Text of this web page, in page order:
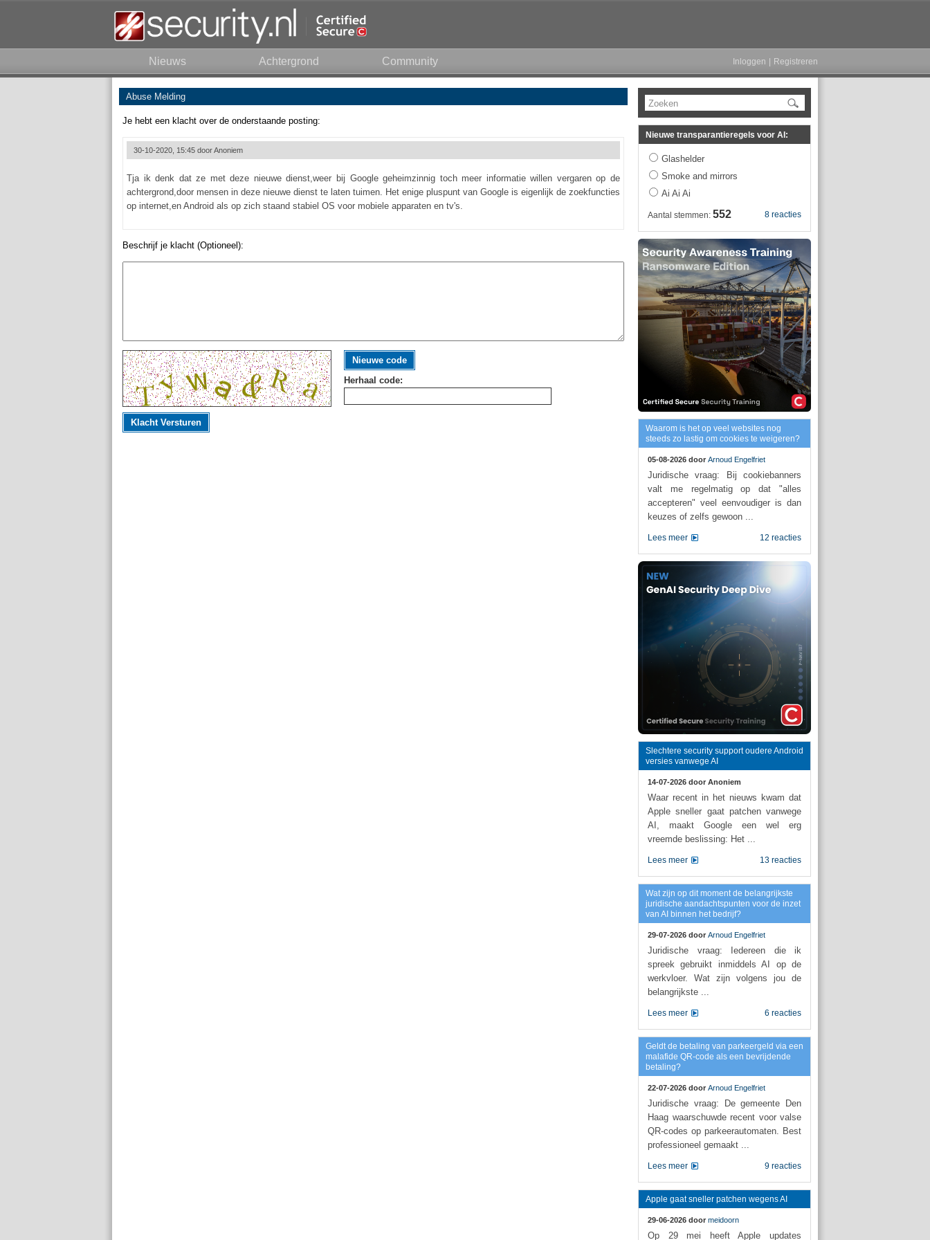
Nieuws Achtergrond Community Inloggen Registreren
Abuse Melding
Je hebt een klacht over de onderstaande posting:
30-10-2020, 15:45 doorAnoniem
Tja ik denk dat ze met deze nieuwe dienst,weer bij Google geheimzinnig toch meer informatie willen vergaren op de
achtergrond,door mensen in deze nieuwe dienst te laten tuimen. Het enige pluspunt van Google is eigenlijk de zoekfuncties
op internet,en Android als op zich staand stabiel OS voor mobiele apparaten en tv's.
Beschrijf je klacht (Optioneel):
Nieuwe code
Herhaal code:
Klacht Versturen
Zoeken
Nieuwe transparantieregels voor AI:
Glashelder
Smoke and mirrors
Ai Ai Ai
8 reacties
Aantal stemmen: 552
Waarom is het op veel websites nog
steeds zo lastig om cookies te weigeren?
05-08-2026 door Arnoud Engelfriet
Juridische vraag: Bij cookiebanners
valt me regelmatig op dat "alles
accepteren" veel eenvoudiger is dan
keuzes of zelfs gewoon ...
12 reacties
Lees meer
Slechtere security support oudere Android
versies vanwege AI
14-07-2026 door Anoniem
Waar recent in het nieuws kwam dat
Apple sneller gaat patchen vanwege
AI, maakt Google een wel erg
vreemde beslissing: Het ...
13 reacties
Lees meer
Wat zijn op dit moment de belangrijkste
juridische aandachtspunten voor de inzet
van AI binnen het bedrijf?
29-07-2026 door Arnoud Engelfriet
Juridische vraag: Iedereen die ik
spreek gebruikt inmiddels AI op de
werkvloer. Wat zijn volgens jou de
belangrijkste ...
6 reacties
Lees meer
Geldt de betaling van parkeergeld via een
malafide QR-code als een bevrijdende
betaling?
22-07-2026 door Arnoud Engelfriet
Juridische vraag: De gemeente Den
Haag waarschuwde recent voor valse
QR-codes op parkeerautomaten. Best
professioneel gemaakt ...
9 reacties
Lees meer
Apple gaat sneller patchen wegens AI
29-06-2026 door meidoorn
Op 29 mei heeft Apple updates